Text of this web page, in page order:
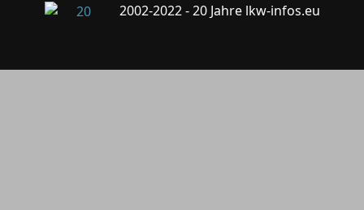
2002-2022 - 20 Jahre lkw-infos.eu